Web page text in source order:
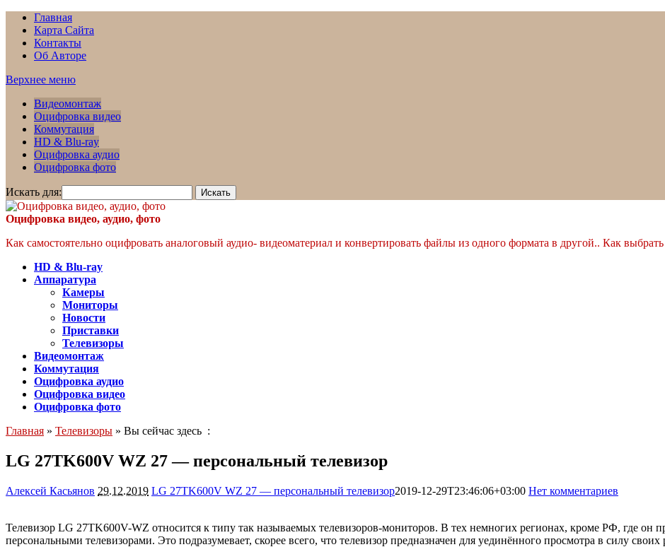
Главная
Карта Сайта
Контакты
Об Авторе
Верхнее меню
Видеомонтаж
Оцифровка видео
Коммутация
HD & Blu-ray
Оцифровка аудио
Оцифровка фото
Искать для:
Оцифровка видео, аудио, фото
Как самостоятельно оцифровать аналоговый аудио- видеоматериал и конвертировать файлы из одного формата в другой.. Как
HD & Blu-ray
Аппаратура
Камеры
Мониторы
Новости
Приставки
Телевизоры
Видеомонтаж
Коммутация
Оцифровка аудио
Оцифровка видео
Оцифровка фото
Главная » Телевизоры » Вы сейчас здесь :
LG 27TK600V WZ 27 — персональный телевизор
Алексей Касьянов 29.12.2019 LG 27TK600V WZ 27 — персональный телевизор2019-12-29T23:46:06+03:00 Нет комментариев
Телевизор LG 27TK600V-WZ относится к типу так называемых телевизоров-мониторов. В тех немногих регионах, кроме РФ, где он
персональными телевизорами. Это подразумевает, скорее всего, что телевизор предназначен для уединённого просмотра в силу своих